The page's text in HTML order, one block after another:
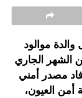
موالود
الشهر الجاري
مصدر أمني
أمن العيون،